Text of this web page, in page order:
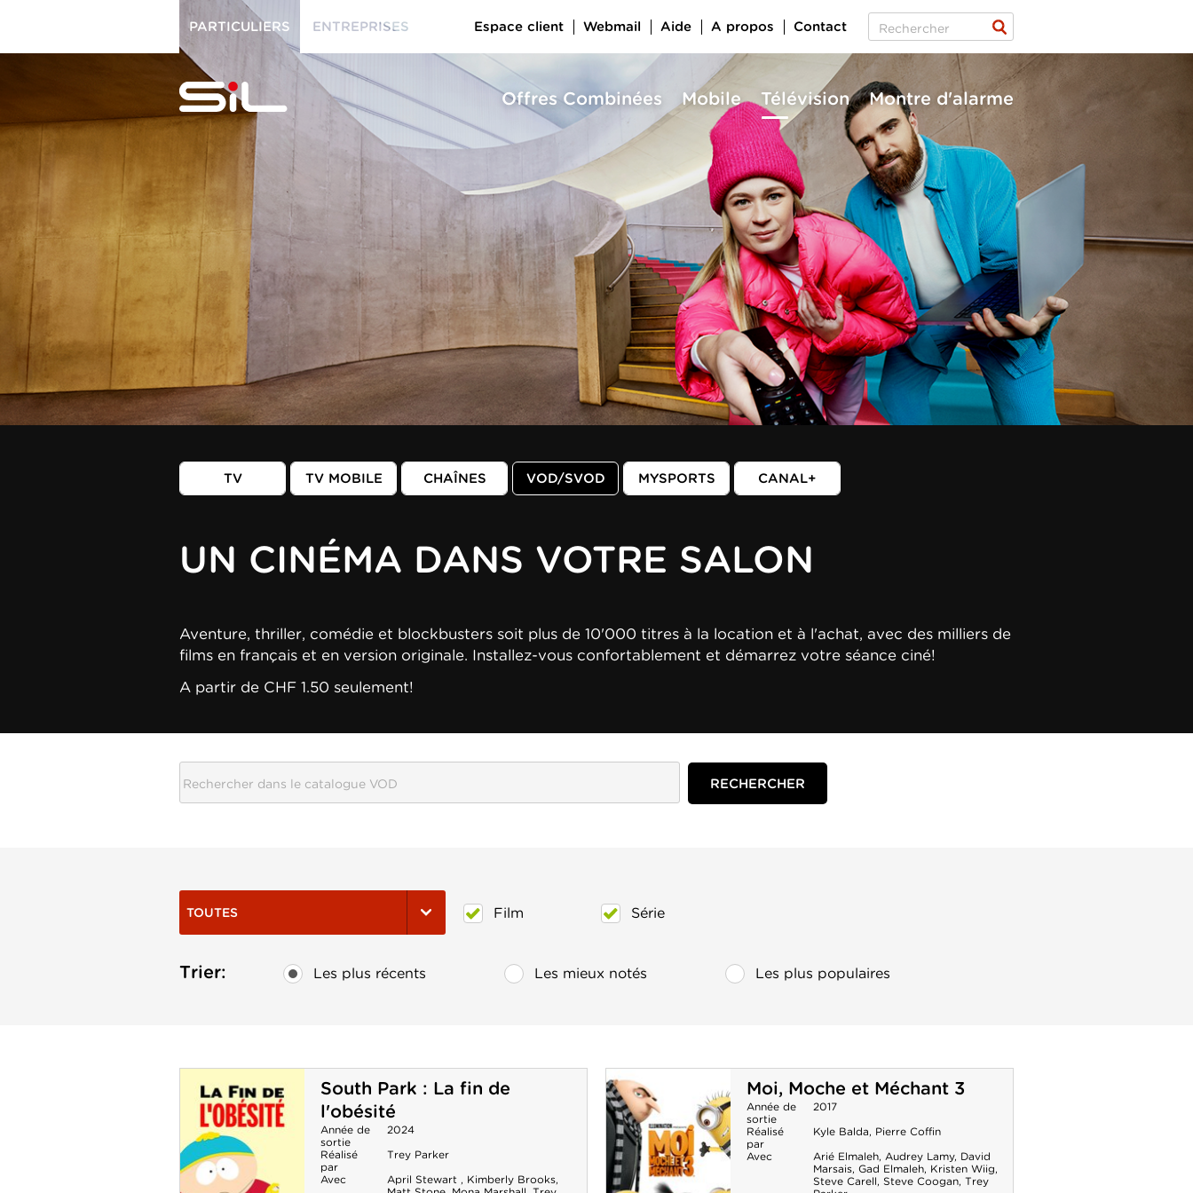
SiL
multimédia
TV TV MOBILE CHAÎNES VOD/SVOD MYSPORTS CANAL+
UN CINÉMA DANS VOTRE SALON
Aventure, thriller, comédie et blockbusters soit plus de 10'000 titres à la location et à l'achat, avec des milliers de
films en français et en version originale. Installez-vous confortablement et démarrez votre séance ciné!
A partir de CHF 1.50 seulement!
TOUTES Film Série
Trier: Les plus récents Les mieux notés Les plus populaires
South Park : La fin de
l'obésité
Année de
sortie
2024
Réalisé
par
Trey Parker
Avec
April Stewart , Kimberly Brooks,
Moi, Moche et Méchant 3
Année de
sortie
2017
Réalisé
par
Kyle Balda, Pierre Coffin
Avec
Arié Elmaleh, Audrey Lamy, David
Marsais, Gad Elmaleh, Kristen Wiig,
Steve Carell, Steve Coogan, Trey
PARTICULIERS
PARTICULIERS
Offres Combinées Mobile Télévision Montre d'alarme
ENTREPRISES
ENTREPRISES
Espace client Webmail Aide A propos Contact